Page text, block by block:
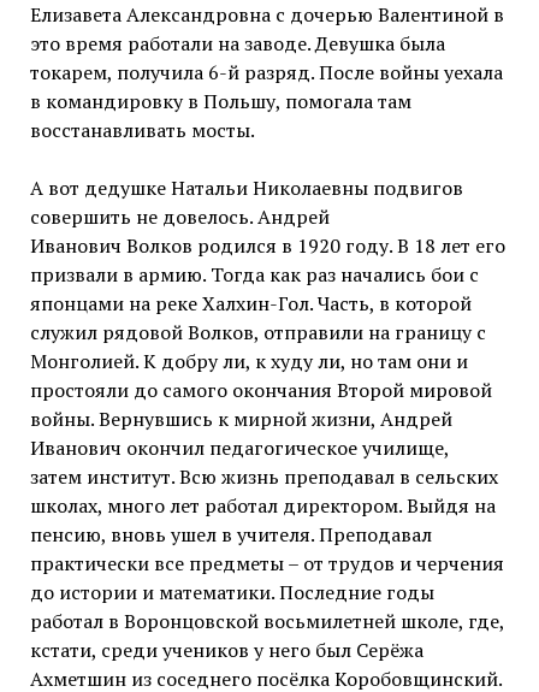
Елизавета Александровна с дочерью Валентиной в
это время работали на заводе. Девушка была
токарем, получила 6-й разряд. После войны уехала
в командировку в Польшу, помогала там
восстанавливать мосты.
А вот дедушке Натальи Николаевны подвигов
совершить не довелось. Андрей
Иванович Волков родился в 1920 году. В 18 лет его
призвали в армию. Тогда как раз начались бои с
японцами на реке Халхин-Гол. Часть, в которой
служил рядовой Волков, отправили на границу с
Монголией. К добру ли, к худу ли, но там они и
простояли до самого окончания Второй мировой
войны. Вернувшись к мирной жизни, Андрей
Иванович окончил педагогическое училище,
затем институт. Всю жизнь преподавал в сельских
школах, много лет работал директором. Выйдя на
пенсию, вновь ушел в учителя. Преподавал
практически все предметы – от трудов и черчения
до истории и математики. Последние годы
работал в Воронцовской восьмилетней школе, где,
кстати, среди учеников у него был Серёжа
Ахметшин из соседнего посёлка Коробовщинский.